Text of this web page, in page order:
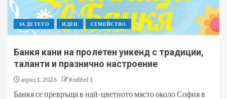
ЗА ДЕТЕТО ИДЕИ СЕМЕЙСТВО
Банкя кани на пролетен уикенд с традиции,
таланти и празнично настроение
април 1, 2026 Roditel 1
Банкя се превръща в най-цветното място около София в